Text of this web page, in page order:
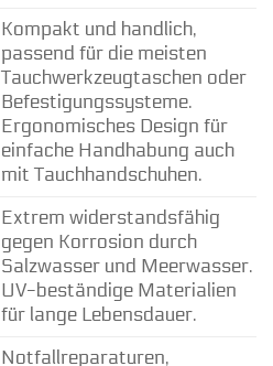
Kompakt und handlich,
passend für die meisten
Tauchwerkzeugtaschen oder
Befestigungssysteme.
Ergonomisches Design für
einfache Handhabung auch
mit Tauchhandschuhen.
Extrem widerstandsfähig
gegen Korrosion durch
Salzwasser und Meerwasser.
UV-beständige Materialien
für lange Lebensdauer.
Notfallreparaturen,